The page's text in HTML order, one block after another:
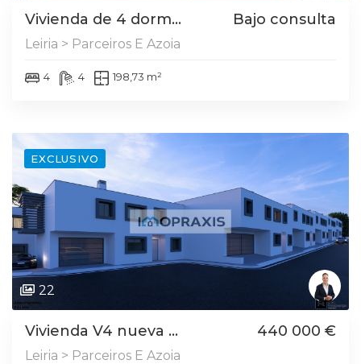
Vivienda de 4 dorm... Bajo consulta
Leiria > Parceiros E Azoia
4 4 198,73 m²
EXCLUSIVO
22
Vivienda V4 nueva ... 440 000 €
Leiria > Parceiros E Azoia